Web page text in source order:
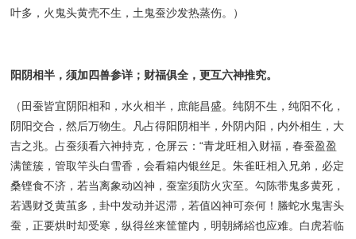
叶多，火鬼头黄壳不生，土鬼蚕沙发热蒸伤。）
阳阴相半，须加四兽参详；财福俱全，更互六神推究。
（田蚕皆宜阴阳相和，水火相半，庶能昌盛。纯阴不生，纯阳不化，
阴阳交合，然后万物生。凡占得阳阴相半，外阴内阳，内外相生，大
吉之兆。占蚕须看六神持克，仓屏云：“青龙旺相入财福，春蚕盈盈
满筐簇，管取竿头白雪香，会看箱内银丝足。朱雀旺相入兄弟，必定
桑铿食不济，若当离象动凶神，蚕室须防火灾至。勾陈带鬼多黄死，
若遇财爻黄茧多，卦中发动并迟滞，若值凶神可奈何！螣蛇水鬼害头
蚕，正要烘时却受寒，纵得丝来筐篚内，明朝絺綌也应难。白虎若临